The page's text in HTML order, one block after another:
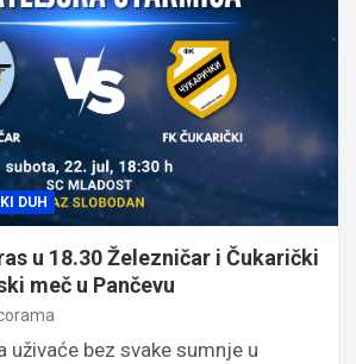
DUH
u 18.30 Železničar i Čukarički
meč u Pančevu
uživaće bez svake sumnje u